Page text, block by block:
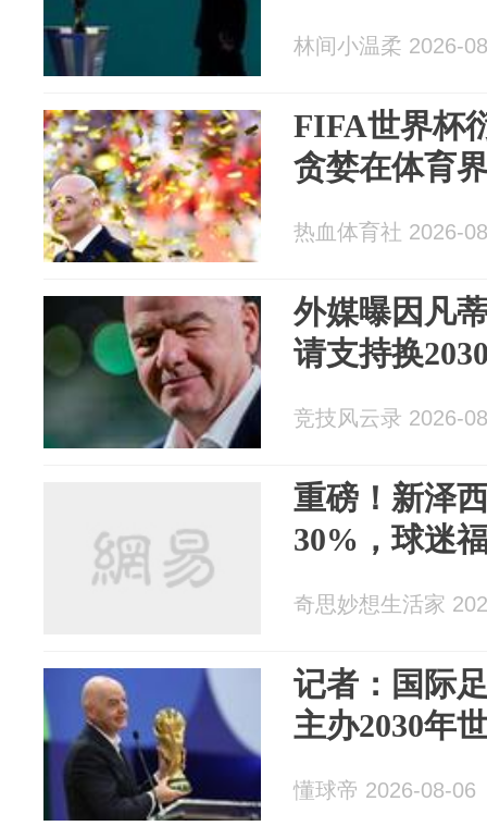
林间小温柔 2026-
FIFA世界杯
贪婪在体育
热血体育社 2026-
外媒曝因凡
请支持换
竞技风云录 2026-
重磅！新泽
30%，球迷
奇思妙想生活家
记者：国际
主办2030年
懂球帝 2026-08-06